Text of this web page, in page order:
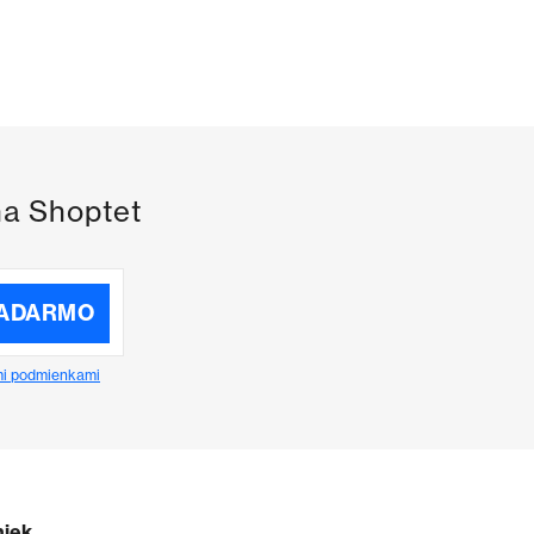
Shoptet
podmienkami